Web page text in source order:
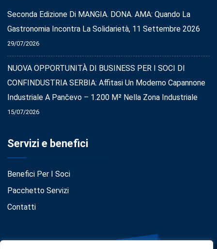
Seconda Edizione Di MANGIA. DONA. AMA: Quando La
Gastronomia Incontra La Solidarietà, 11 Settembre 2026
29/07/2026
NUOVA OPPORTUNITÀ DI BUSINESS PER I SOCI DI
CONFINDUSTRIA SERBIA: Affitasi Un Moderno Capannone
Industriale A Pančevo – 1.200 M² Nella Zona Industriale
15/07/2026
Servizi e benefici
Benefici Per I Soci
Pacchetto Servizi
Contatti